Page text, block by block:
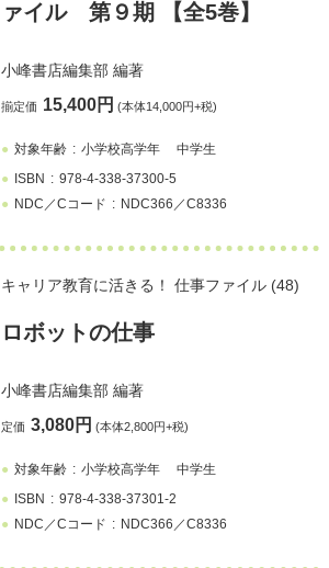
ァイル 第９期 【全5巻】
小峰書店編集部 編著
揃定価 15,400円 (本体14,000円+税)
対象年齢 小学校高学年
中学生
ISBN
978-4-338-37300-5
NDC／Cコード
NDC366／C8336
キャリア教育に活きる！ 仕事ファイル (48)
ロボットの仕事
小峰書店編集部 編著
定価 3,080円 (本体2,800円+税)
対象年齢 小学校高学年
中学生
ISBN
978-4-338-37301-2
NDC／Cコード
NDC366／C8336